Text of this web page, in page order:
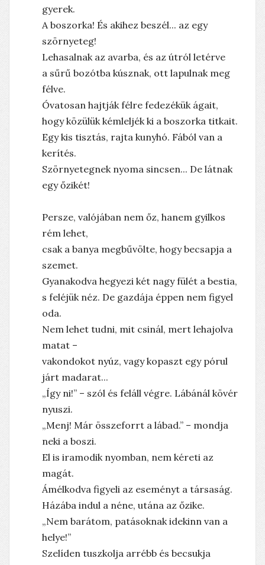
gyerek.
A boszorka! És akihez beszél... az egy
szörnyeteg!
Lehasalnak az avarba, és az útról letérve
a sűrű bozótba kúsznak, ott lapulnak meg
félve.
Óvatosan hajtják félre fedezékük ágait,
hogy közülük kémleljék ki a boszorka titkait.
Egy kis tisztás, rajta kunyhó. Fából van a
kerítés.
Szörnyetegnek nyoma sincsen... De látnak
egy őzikét!
Persze, valójában nem őz, hanem gyilkos
rém lehet,
csak a banya megbűvölte, hogy becsapja a
szemet.
Gyanakodva hegyezi két nagy fülét a bestia,
s feléjük néz. De gazdája éppen nem figyel
oda.
Nem lehet tudni, mit csinál, mert lehajolva
matat –
vakondokot nyúz, vagy kopaszt egy pórul
járt madarat...
„Így ni!” – szól és feláll végre. Lábánál kövér
nyuszi.
„Menj! Már összeforrt a lábad.” – mondja
neki a boszi.
El is iramodik nyomban, nem kéreti az
magát.
Ámélkodva figyeli az eseményt a társaság.
Házába indul a néne, utána az őzike.
„Nem barátom, patásoknak idekinn van a
helye!”
Szelíden tuszkolja arrébb és becsukja